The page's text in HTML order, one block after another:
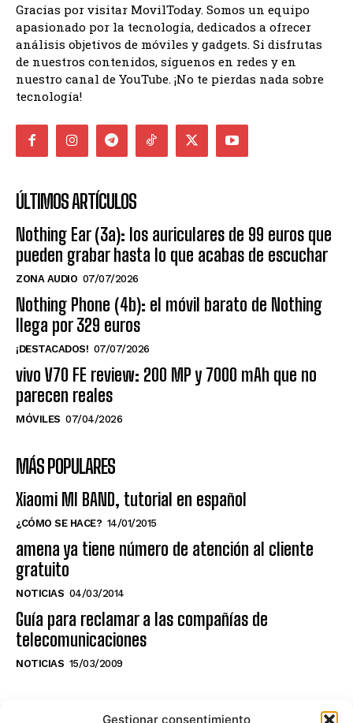
Gestionar consentimiento
Gracias por visitar MovilToday. Somos un equipo
apasionado por la tecnología, dedicados a ofrecer
análisis objetivos de móviles y gadgets. Si disfrutas
de nuestros contenidos, síguenos en redes y en
nuestro canal de YouTube. ¡No te pierdas nada sobre
tecnología!
ÚLTIMOS ARTÍCULOS
Nothing Ear (3a): los auriculares de 99 euros que
pueden grabar hasta lo que acabas de escuchar
ZONA AUDIO 07/07/2026
Nothing Phone (4b): el móvil barato de Nothing
llega por 329 euros
¡DESTACADOS! 07/07/2026
vivo V70 FE review: 200 MP y 7000 mAh que no
parecen reales
MÓVILES 07/04/2026
MÁS POPULARES
Xiaomi MI BAND, tutorial en español
¿CÓMO SE HACE? 14/01/2015
amena ya tiene número de atención al cliente
gratuito
NOTICIAS 04/03/2014
Guía para reclamar a las compañías de
telecomunicaciones
NOTICIAS 15/03/2009
NO TE PIERDAS LO ÚLTIMO DEL CANAL